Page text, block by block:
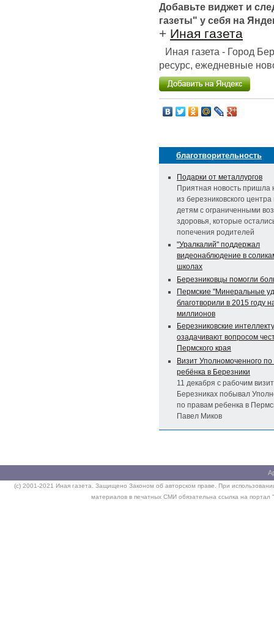
Добавьте виджет и
газеты" у себя на
+ Иная газета
Иная газета - Город
ресурс, ежедневные
благотворительность
Подарки от металлургов
Приятная новость пришла
из березниковского
детям с ограниченными
здоровья, которые
попечения родителей
"Уралкалий" поддержал
видеонаблюдение в
школах
Березниковцы помогли
Пермские "Минеральные
благотворили в 2015 году
миллионов
Березниковские
озадачивают вопросом
Пермского края
Визит Уполномоченного
ребёнка в Березники
11 декабря с рабочим
Березниках побывал
по правам ребенка в
Павел Миков
(c) 2001-2021 Иная газета. Защищено Законом об авторском праве. При
материалов в печатных СМИ обязательна ссылка на